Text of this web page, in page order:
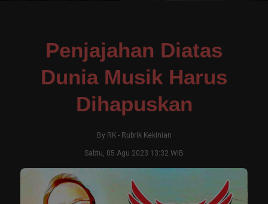
Penjajahan Diatas
Dunia Musik Harus
Dihapuskan
By RK- Rubrik Kekinian
Sabtu, 05 Agu 2023 13:32 WIB